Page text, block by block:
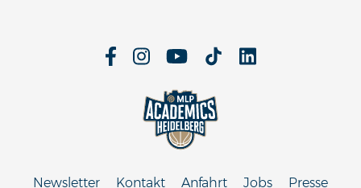
Newsletter Kontakt Anfahrt Jobs Presse